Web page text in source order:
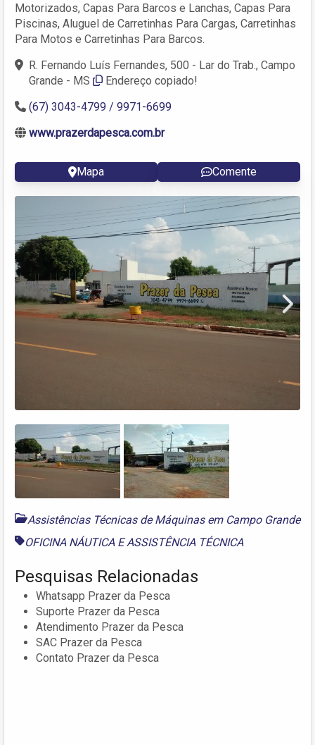
Motorizados, Capas Para Barcos e Lanchas, Capas Para
Piscinas, Aluguel de Carretinhas Para Cargas, Carretinhas
Para Motos e Carretinhas Para Barcos.
R. Fernando Luís Fernandes, 500 - Lar do Trab., Campo
Grande - MS
Endereço copiado!
(67) 3043-4799 / 9971-6699
www.prazerdapesca.com.br
Mapa Comente
Next
Assistências Técnicas de Máquinas em Campo Grande
OFICINA NÁUTICA E ASSISTÊNCIA TÉCNICA
Pesquisas Relacionadas
Whatsapp Prazer da Pesca
Suporte Prazer da Pesca
Atendimento Prazer da Pesca
SAC Prazer da Pesca
Contato Prazer da Pesca